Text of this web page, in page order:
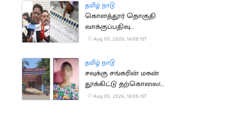
தமிழ் நாடு
கொளத்தூர் தொகுதி
வாக்குப்பதிவு
இயந்திரங்கள்
நிறைவு
Aug 05, 2026, 14:08 IST
தமிழ் நாடு
சவுக்கு சங்கரின் மகன்
தூக்கிட்டு தற்கொலை!
காரணம் என்ன?
Aug 05, 2026, 14:08 IST